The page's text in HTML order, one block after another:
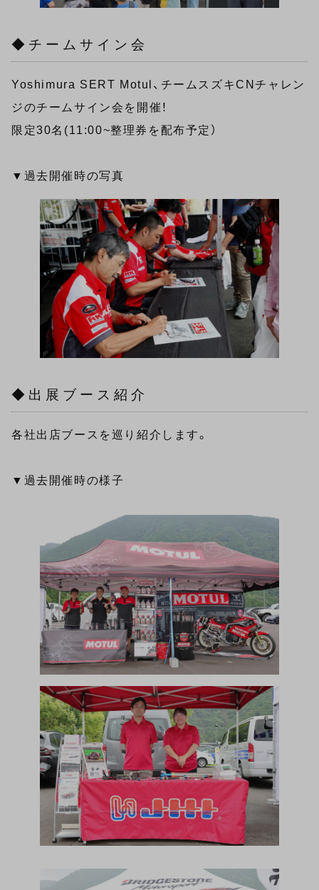
◆チームサイン会
Yoshimura SERT Motul、チームスズキCNチャレン
ジのチームサイン会を開催！
限定30名(11:00~整理券を配布予定）
▼過去開催時の写真
◆出展ブース紹介
各社出店ブースを巡り紹介します。
▼過去開催時の様子